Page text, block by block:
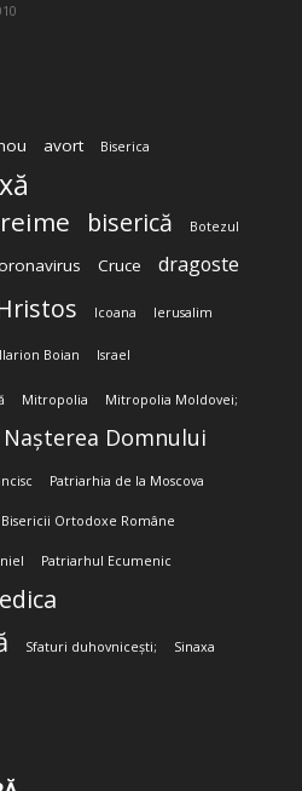
avort Biserica
biserică Botezul
Cruce dragoste
Icoana Ierusalim
Ilarion Boian Israel
Mitropolia Mitropolia Moldovei;
Nașterea Domnului
Patriarhia de la Moscova
Ortodoxe Române
Patriarhul Ecumenic
Sfaturi duhovnicești; Sinaxa